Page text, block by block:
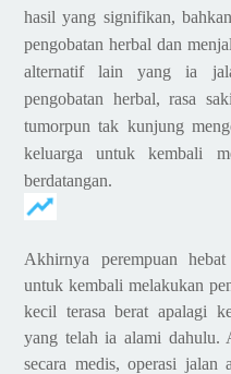
hasil yang signifikan,
pengobatan herbal dan
alternatif lain yang ia
pengobatan herbal, rasa
tumorpun tak kunjung
keluarga untuk kembali
berdatangan.
Akhirnya perempuan
untuk kembali melakukan
kecil terasa berat apalagi
yang telah ia alami dahulu.
secara medis, operasi jalan